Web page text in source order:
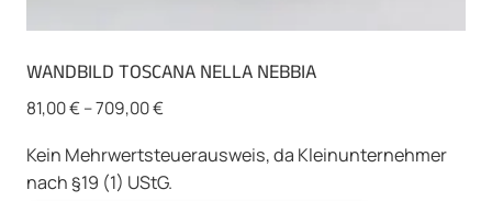
WANDBILD TOSCANA NELLA NEBBIA
81,00€–709,00€
Kein Mehrwertsteuerausweis, da Kleinunternehmer
nach §19 (1) UStG.